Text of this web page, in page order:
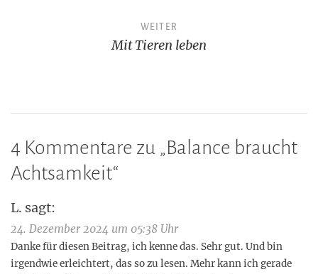
WEITER
Mit Tieren leben
4 Kommentare zu „Balance braucht
Achtsamkeit“
L. sagt:
24. Dezember 2024 um 05:38 Uhr
Danke für diesen Beitrag, ich kenne das. Sehr gut. Und bin
irgendwie erleichtert, das so zu lesen. Mehr kann ich gerade